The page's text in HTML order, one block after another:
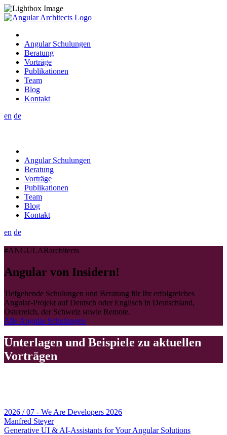
Angular Schulungen
Beratung
Vorträge
Publikationen
Team
Blog
Kontakt
en de
Angular Schulungen
Beratung
Vorträge
Publikationen
Team
Blog
Kontakt
en de
#ANGULARarchitects
Angular von Insidern!
Tiefgehende Schulungen und Beratung für Ihr erfolgreiches
Angular-Projekt auf Deutsch oder Englisch in Deutschland,
Österreich, der Schweiz sowie Remote.
Alle Angular Schulungen
Unterlagen und Beispiele zu aktuellen
Vorträgen
2026 / 07 - We Are Developers 2026
Manfred Steyer
Generative UI & AI-Assistants for Your Angular Solutions